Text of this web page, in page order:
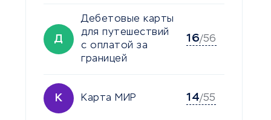
Д
Дебетовые карты
для путешествий
с оплатой за
границей
16/56
К Карта МИР 14/55